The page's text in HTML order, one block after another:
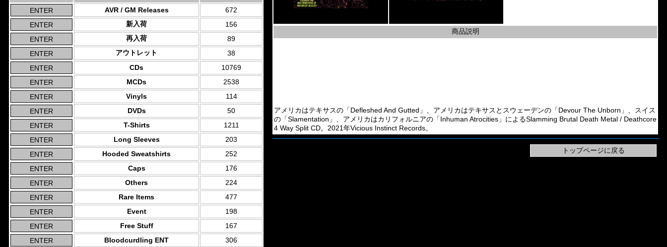
AVR / GM Releases
672
新入荷
156
再入荷
89
アウトレット
38
CDs
10769
MCDs
2538
Vinyls
114
DVDs
50
T-Shirts
1211
Long Sleeves
203
Hooded Sweatshirts
252
Caps
176
Others
224
Rare Items
477
Event
198
Free Stuff
167
Bloodcurdling ENT
306
商品説明
アメリカはテキサスの「Defleshed And Gutted」、アメリカはテキサスとスウェーデンの「Devour The Unborn」、スイス
の「Slamentation」、アメリカはカリフォルニアの「Inhuman Atrocities」によるSlamming Brutal Death Metal / Deathcore
4 Way Split CD。2021年Vicious Instinct Records。